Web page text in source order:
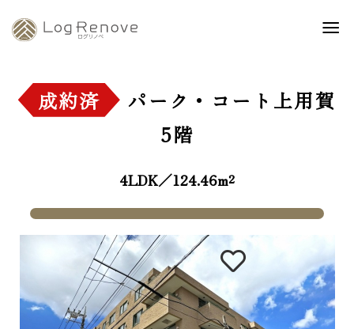
成約済
パーク・コート上用賀
5階
4LDK／124.46m²